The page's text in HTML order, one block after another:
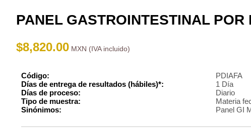
PANEL GASTROINTESTINAL POR
$8,820.00
Código:
PDIAFA
Días de entrega de resultados (hábiles)*:
1 Día
Días de proceso:
Diario
Tipo de muestra:
Materia
Sinónimos:
Panel GI